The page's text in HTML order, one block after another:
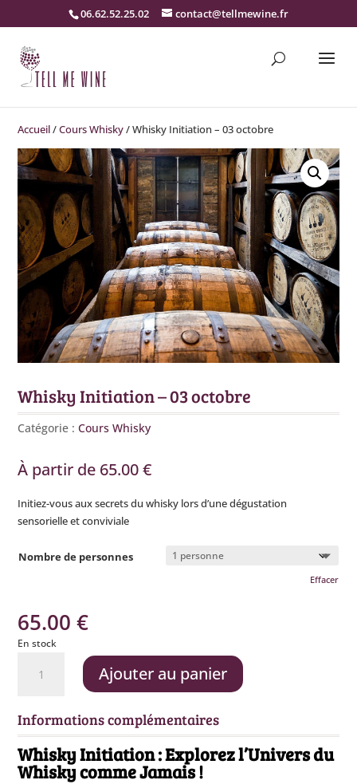
06.62.52.25.02 contact@tellmewine.fr
Accueil/Cours Whisky/ Whisky Initiation – 03 octobre
Whisky Initiation – 03 octobre
Catégorie :Cours Whisky
À partir de 65.00€
Initiez-vous aux secrets du whisky lors d’une dégustation
sensorielle et conviviale
Nombre de personnes
Effacer
65.00€
En stock
Initiation
03
octobre
Ajouter au panier
Informations complémentaires
Whisky Initiation : Explorez l’Univers du
Whisky comme Jamais !